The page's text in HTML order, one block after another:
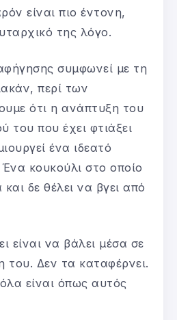
είναι πιο έντονη,
της λόγο.
συμφωνεί με τη
περί των
ότι η ανάπτυξη του
του που έχει φτιάξει
ένα ιδεατό
κουκούλι στο οποίο
δε θέλει να βγει από
είναι να βάλει μέσα σε
του. Δεν τα καταφέρνει.
είναι όπως αυτός